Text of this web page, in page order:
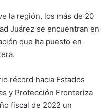
la región, los más de 20
Juárez se encuentran en
que ha puesto en
récord hacia Estados
y Protección Fronteriza
fiscal de 2022 un